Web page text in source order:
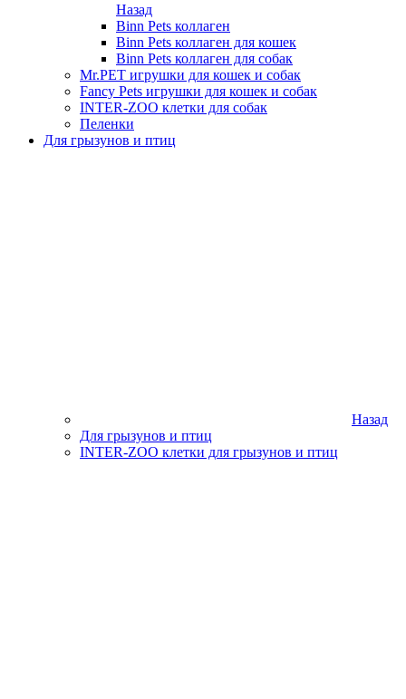
Назад
Binn Pets коллаген
Binn Pets коллаген для кошек
Binn Pets коллаген для собак
Mr.PET игрушки для кошек и собак
Fancy Pets игрушки для кошек и собак
INTER-ZOO клетки для собак
Пеленки
Для грызунов и птиц
Назад
Для грызунов и птиц
INTER-ZOO клетки для грызунов и птиц